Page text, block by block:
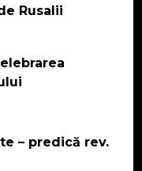
Rusalii
– predică rev.